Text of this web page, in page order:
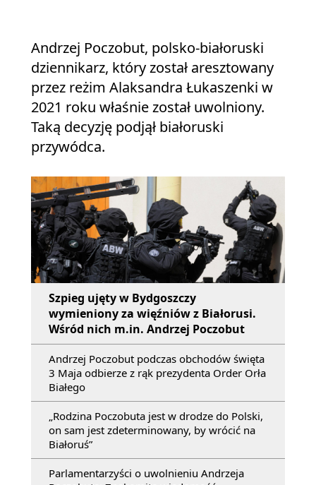
Andrzej Poczobut, polsko-białoruski
dziennikarz, który został aresztowany
przez reżim Alaksandra Łukaszenki w
2021 roku właśnie został uwolniony.
Taką decyzję podjął białoruski
przywódca.
Szpieg ujęty w Bydgoszczy
wymieniony za więźniów z Białorusi.
Wśród nich m.in. Andrzej Poczobut
Andrzej Poczobut podczas obchodów święta
3 Maja odbierze z rąk prezydenta Order Orła
Białego
„Rodzina Poczobuta jest w drodze do Polski,
on sam jest zdeterminowany, by wrócić na
Białoruś”
Parlamentarzyści o uwolnieniu Andrzeja